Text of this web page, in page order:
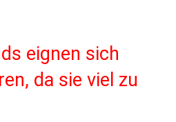
eignen sich
da sie viel zu